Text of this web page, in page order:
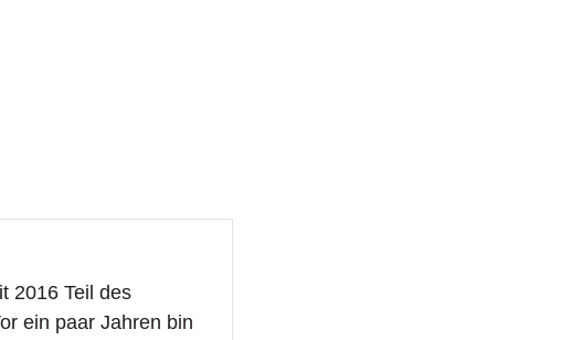
2016 Teil des
ein paar Jahren bin